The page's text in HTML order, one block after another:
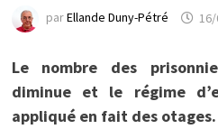
parEllande Duny-Pétré
Le nombre des
diminue et le régime
appliqué en fait des otages.